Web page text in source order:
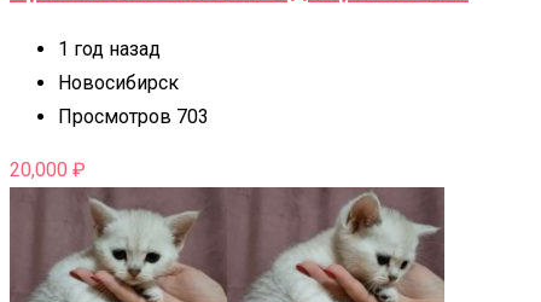
1 год назад
Новосибирск
Просмотров 703
20,000 ₽